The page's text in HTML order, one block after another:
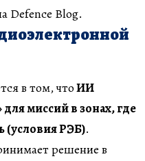
Defence Blog.
в том, чтоИИ
миссий в зонах, где
(условия РЭБ).
решение в